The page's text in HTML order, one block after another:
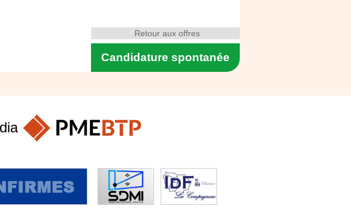
Candidature spontanée
Retour aux offres